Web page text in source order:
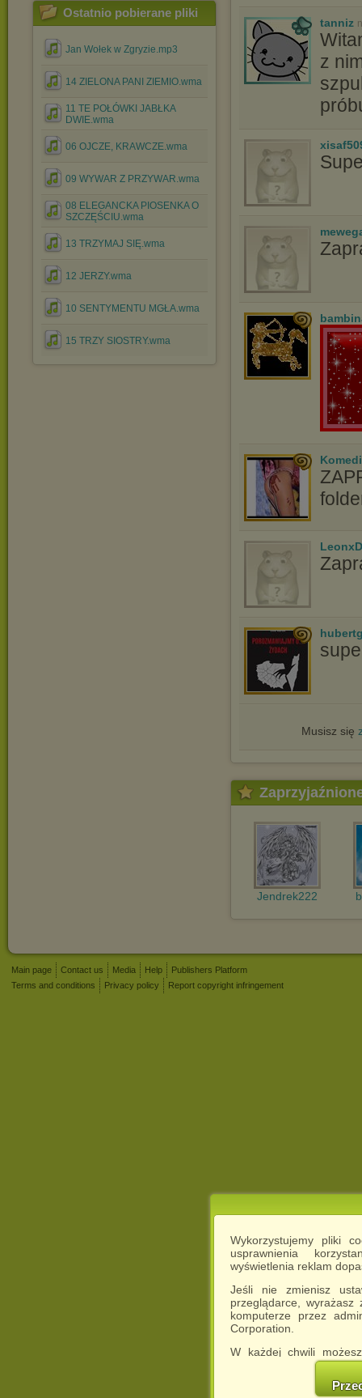
Wykorzystujemy pliki
usprawnienia
wyświetlenia reklam
Jeśli nie zmienisz
przeglądarce,
komputerze przez
Corporation.
W każdej chwili
cookies w swojej
w naszej
http://chomikuj.pl/
Ostatnio pobierane pliki
Jan Wołek w Zgryzie.mp3
14 ZIELONA PANI ZIEMIO.wma
11 TE POŁÓWKI JABŁKA
DWIE.wma
06 OJCZE, KRAWCZE.wma
09 WYWAR Z PRZYWAR.wma
08 ELEGANCKA PIOSENKA O
SZCZĘŚCIU.wma
13 TRZYMAJ SIĘ.wma
12 JERZY.wma
10 SENTYMENTU MGŁA.wma
15 TRZY SIOSTRY.wma
tanniz
z
Musisz się
Jendrek222
Main page Contact us Media Help
Publishers Platform
Terms and conditions
Privacy policy Report copyright infringement